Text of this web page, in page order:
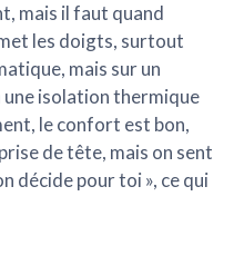
mais il faut quand
les doigts, surtout
mais sur un
une isolation thermique
le confort est bon,
de tête, mais on sent
décide pour toi », ce qui